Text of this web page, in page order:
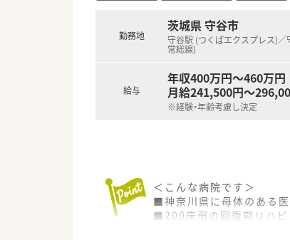
勤務地
茨城県 守谷市
守谷駅 (つくばエクスプレス)／
常総線)
給与
年収400万円～460万円
月給241,500円～
※経験・年齢考慮し決定
＜こんな病院です＞
■神奈川県に母体のある
■200床弱の回復期リハビ